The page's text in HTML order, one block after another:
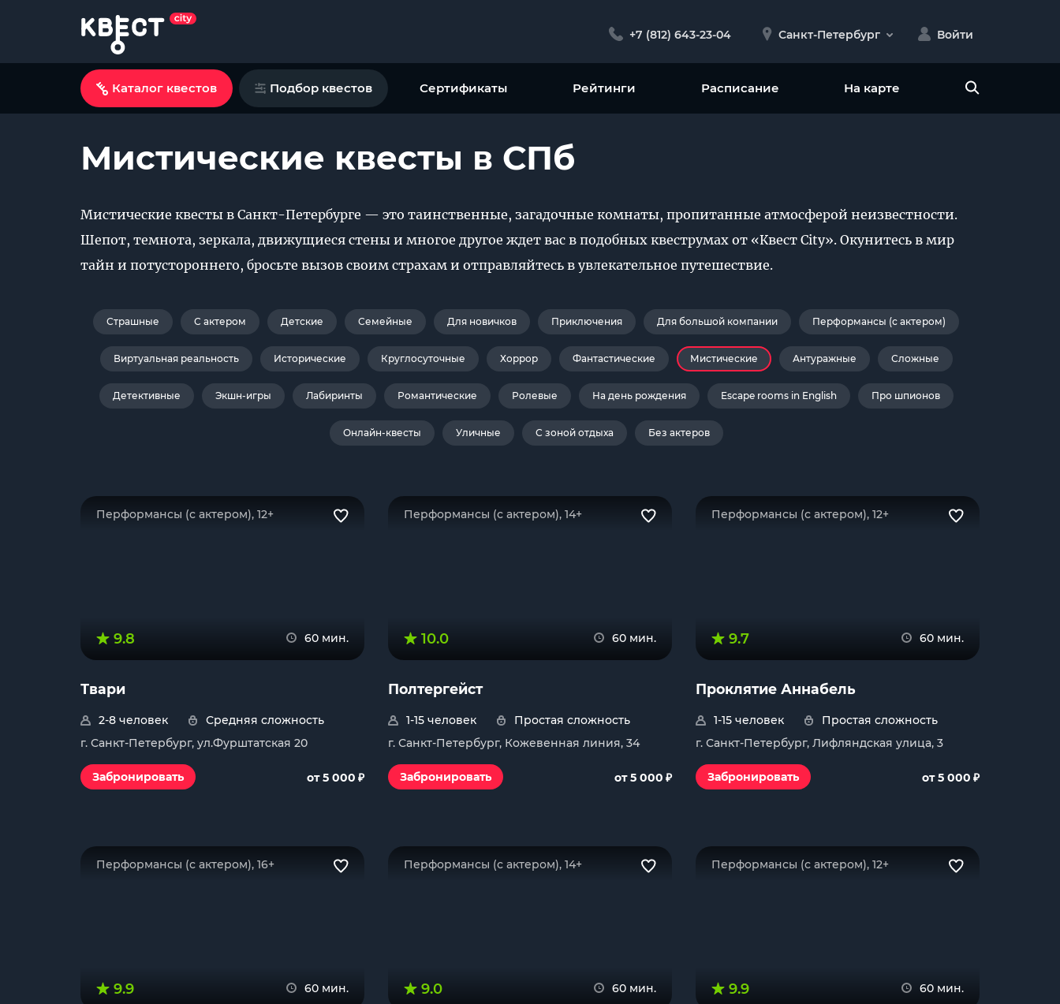
+7 (812) 643-23-04 Санкт-Петербург Войти
Каталог квестов Подбор квестов Сертификаты Рейтинги Расписание На карте
Мистические квесты в СПб
Мистические квесты в Санкт-Петербурге — это таинственные, загадочные комнаты, пропитанные атмосферой неизвестности.
Шепот, темнота, зеркала, движущиеся стены и многое другое ждет вас в подобных квеструмах от «Квест City». Окунитесь в мир
тайн и потустороннего, бросьте вызов своим страхам и отправляйтесь в увлекательное путешествие.
Страшные С актером Детские Семейные Для новичков Приключения Для большой компании Перформансы (с актером)
Виртуальная реальность Исторические Круглосуточные Хоррор Фантастические Мистические Антуражные Сложные
Детективные Экшн-игры Лабиринты Романтические Ролевые На день рождения Escape rooms in English Про шпионов
Онлайн-квесты Уличные С зоной отдыха Без актеров
Перформансы (с актером), 12+
9.8 60 мин.
Твари
2-8 человек
Средняя сложность
г. Санкт-Петербург, ул.Фурштатская 20
Забронировать от 5 000 ₽
Перформансы (с актером), 14+
10.0 60 мин.
Полтергейст
1-15 человек
Простая сложность
г. Санкт-Петербург, Кожевенная линия, 34
Забронировать от 5 000 ₽
Перформансы (с актером), 12+
9.7 60 мин.
Проклятие Аннабель
1-15 человек
Простая сложность
г. Санкт-Петербург, Лифляндская улица, 3
Забронировать от 5 000 ₽
Перформансы (с актером), 16+
9.9 60 мин.
Перформансы (с актером), 14+
9.0 60 мин.
Перформансы (с актером), 12+
9.9 60 мин.